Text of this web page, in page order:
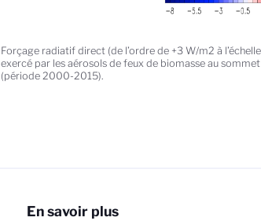
Forçage radiatif direct (de l’ordre de +3 W/m2 à
exercé par les aérosols de feux de biomasse au
(période 2000-2015).
En savoir plus